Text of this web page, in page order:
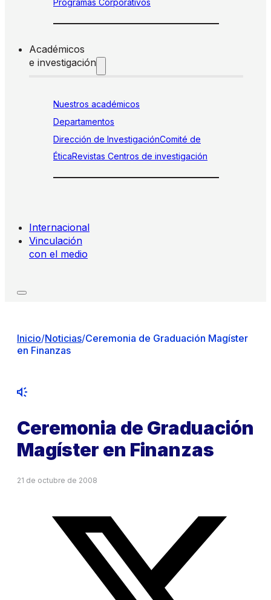
Académicos
e investigación
Nuestros académicos
Departamentos
Dirección de InvestigaciónComité de
ÉticaRevistas Centros de investigación
Internacional
Vinculación
con el medio
Inicio/Noticias/Ceremonia de Graduación Magíster
en Finanzas
Ceremonia de Graduación
Magíster en Finanzas
21 de octubre de 2008